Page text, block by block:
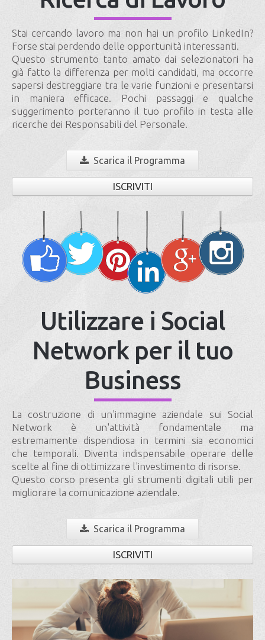
Stai cercando lavoro ma non hai un profilo LinkedIn?
Forse stai perdendo delle opportunità interessanti.
Questo strumento tanto amato dai selezionatori ha
già fatto la differenza per molti candidati, ma occorre
sapersi destreggiare tra le varie funzioni e presentarsi
in maniera efficace. Pochi passaggi e qualche
suggerimento porteranno il tuo profilo in testa alle
ricerche dei Responsabili del Personale.
Scarica il Programma
ISCRIVITI
Utilizzare i Social
Network per il tuo
Business
La costruzione di un'immagine aziendale sui Social
Network è un'attività fondamentale ma
estremamente dispendiosa in termini sia economici
che temporali. Diventa indispensabile operare delle
scelte al fine di ottimizzare l'investimento di risorse.
Questo corso presenta gli strumenti digitali utili per
migliorare la comunicazione aziendale.
Scarica il Programma
ISCRIVITI